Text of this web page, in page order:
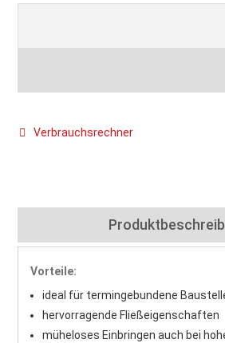
Verbrauchsrechner
Vorteile:
ideal für termingebundene
hervorragende Fließeigenschaften
müheloses Einbringen auch bei